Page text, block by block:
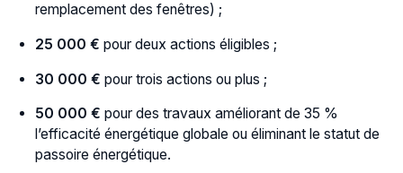
remplacement des fenêtres) ;
25 000 € pour deux actions éligibles ;
30 000 €pour trois actions ou plus ;
50 000 € pour des travaux améliorant de 35 %
l’efficacité énergétique globale ou éliminant le statut de
passoire énergétique​.